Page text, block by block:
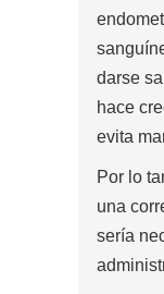
darse
hace
evita
Por lo
una
sería